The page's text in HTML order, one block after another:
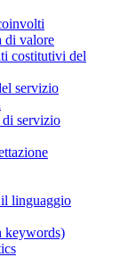
di valore
costitutivi del
servizio
di servizio
il linguaggio
keywords)